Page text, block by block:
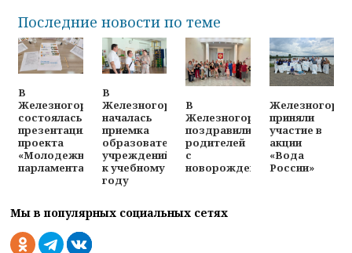
Последние новости по теме
В
Железногорске
состоялась
презентация
проекта
«Молодежного
парламента»
В
Железногорске
началась
приемка
образовательных
учреждений
к учебному
году
В
Железногорске
поздравили
родителей
с
новорожденными
приняли
участие в
акции
«Вода
России»
Мы в популярных социальных сетях